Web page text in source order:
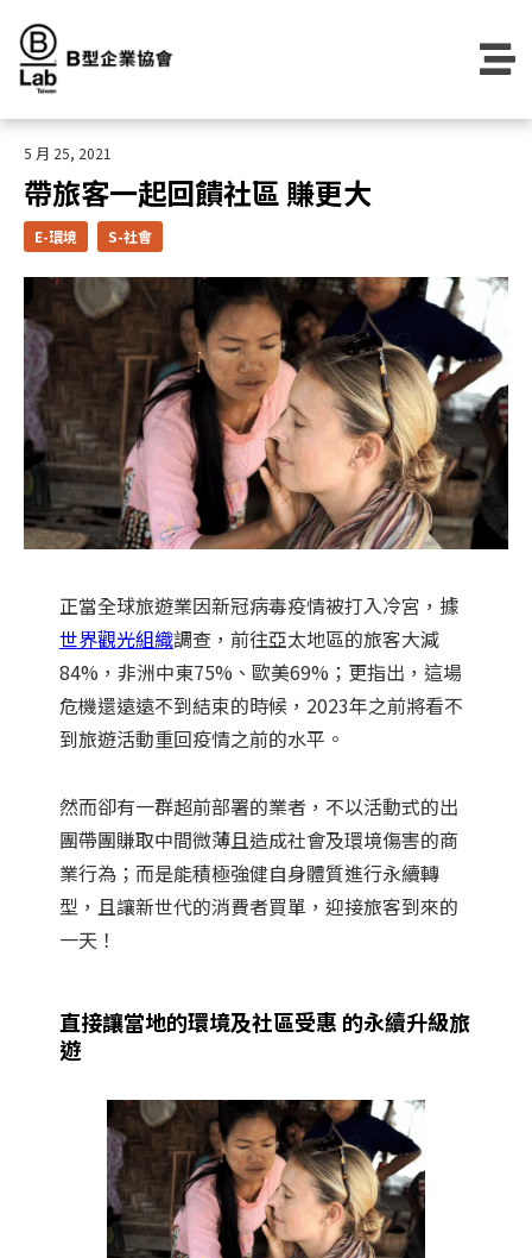
content
E-環境 S-社會
帶旅客一起回饋社區 賺更大
5 月 25, 2021
正當全球旅遊業因新冠病毒疫情被打入冷宮，據
世界觀光組織調查，前往亞太地區的旅客大減
84%，非洲中東75%、歐美69%；更指出，這場
危機還遠遠不到結束的時候，2023年之前將看不
到旅遊活動重回疫情之前的水平。
然而卻有一群超前部署的業者，不以活動式的出
團帶團賺取中間微薄且造成社會及環境傷害的商
業行為；而是能積極強健自身體質進行永續轉
型，且讓新世代的消費者買單，迎接旅客到來的
一天！
直接讓當地的環境及社區受惠 的永續升級旅
遊